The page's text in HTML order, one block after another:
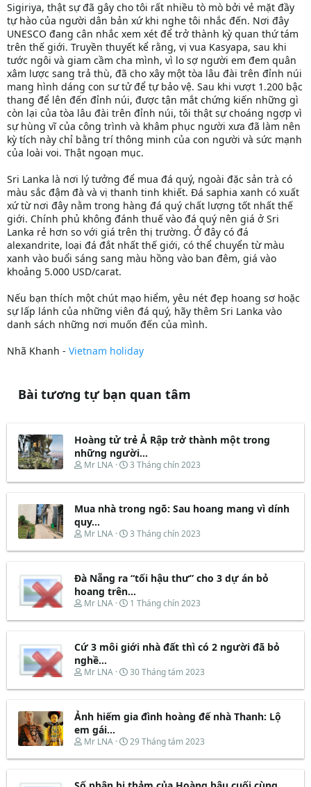
Sigiriya, thật sự đã gây cho tôi rất nhiều tò mò bởi vẻ mặt đầy
tự hào của người dân bản xứ khi nghe tôi nhắc đến. Nơi đây
UNESCO đang cân nhắc xem xét để trở thành kỳ quan thứ tám
trên thế giới. Truyền thuyết kể rằng, vị vua Kasyapa, sau khi
tước ngôi và giam cầm cha mình, vì lo sợ người em đem quân
xâm lược sang trả thù, đã cho xây một tòa lâu đài trên đỉnh núi
mang hình dáng con sư tử để tự bảo vệ. Sau khi vượt 1.200 bậc
thang để lên đến đỉnh núi, được tận mắt chứng kiến những gì
còn lại của tòa lâu đài trên đỉnh núi, tôi thật sự choáng ngợp vì
sự hùng vĩ của công trình và khâm phục người xưa đã làm nên
kỳ tích này chỉ bằng trí thông minh của con người và sức mạnh
của loài voi. Thật ngoạn mục.
Sri Lanka là nơi lý tưởng để mua đá quý, ngoài đặc sản trà có
màu sắc đậm đà và vị thanh tinh khiết. Đá saphia xanh có xuất
xứ từ nơi đây nằm trong hàng đá quý chất lượng tốt nhất thế
giới. Chính phủ không đánh thuế vào đá quý nên giá ở Sri
Lanka rẻ hơn so với giá trên thị trường. Ở đây có đá
alexandrite, loại đá đắt nhất thế giới, có thể chuyển từ màu
xanh vào buổi sáng sang màu hồng vào ban đêm, giá vào
khoảng 5.000 USD/carat.
Nếu bạn thích một chút mạo hiểm, yêu nét đẹp hoang sơ hoặc
sự lấp lánh của những viên đá quý, hãy thêm Sri Lanka vào
danh sách những nơi muốn đến của mình.
Nhã Khanh - Vietnam holiday
Bài tương tự bạn quan tâm
Hoàng tử trẻ Ả Rập trở thành một trong
những người...
T
r
a
d
s
a
t
r
Mr LNA
N
à
b
t
ầ
3 Tháng chín 2023
Mua nhà trong ngõ: Sau hoang mang vì dính
quy...
T
r
a
d
s
a
t
e
r
Mr LNA
N
à
b
t
ầ
3 Tháng chín 2023
Đà Nẵng ra “tối hậu thư” cho 3 dự án bỏ
hoang trên...
T
r
a
d
s
a
t
r
Mr LNA
N
à
b
t
ầ
1 Tháng chín 2023
Cứ 3 môi giới nhà đất thì có 2 người đã bỏ
nghề...
T
r
a
d
s
a
t
Mr LNA
N
à
b
t
ầ
30 Tháng tám 2023
Ảnh hiếm gia đình hoàng đế nhà Thanh: Lộ
em gái...
T
r
Mr LNA
N
à
29 Tháng tám 2023